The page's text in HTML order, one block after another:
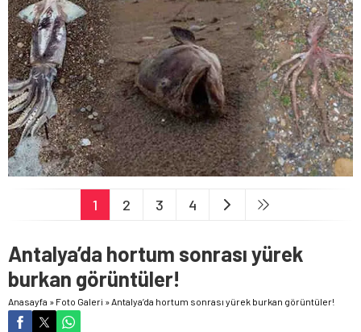
BİST
13.788,73
DOLAR
47,5954
1 2 3 4
Antalya’da hortum sonrası yürek
burkan görüntüler!
Anasayfa » Foto Galeri »Antalya’da hortum sonrası yürek burkan görüntüler!